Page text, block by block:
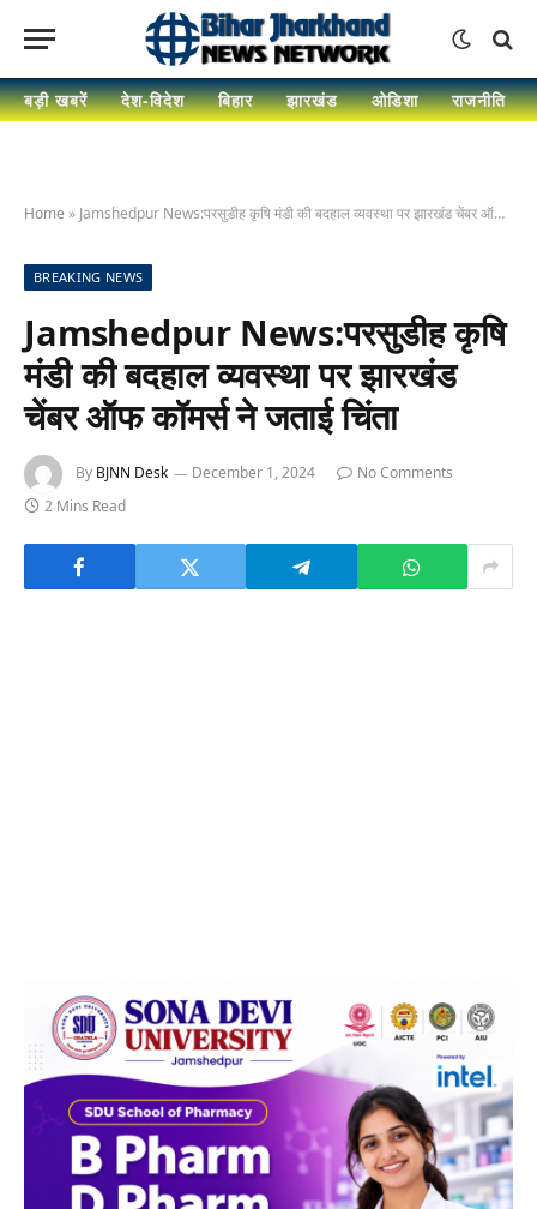
बड़ी खबरें देश-विदेश बिहार झारखंड ओडिशा राजनीति
Home » Jamshedpur News:परसुडीह कृषि मंडी की बदहाल व्यवस्था पर झारखंड चेंबर ऑफ कॉमर्स ने जताई चिंता
BREAKING NEWS
Jamshedpur News:परसुडीह कृषि
मंडी की बदहाल व्यवस्था पर झारखंड
चेंबर ऑफ कॉमर्स ने जताई चिंता
By BJNN Desk December 1, 2024
No Comments
2 Mins Read